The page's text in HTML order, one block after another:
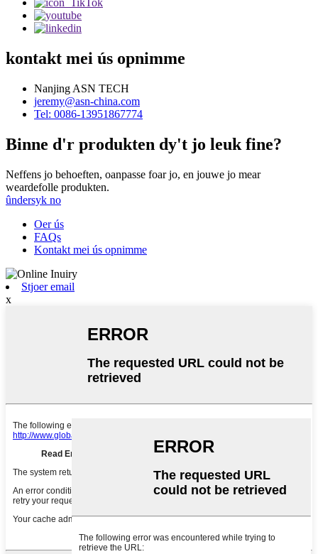
kontakt mei ús opnimme
Nanjing ASN TECH
jeremy@asn-china.com
Tel: 0086-13951867774
Binne d'r produkten dy't jo leuk fine?
Neffens jo behoeften, oanpasse foar jo, en jouwe jo mear
weardefolle produkten.
ûndersyk no
Oer ús
FAQs
Kontakt mei ús opnimme
Stjoer email
x